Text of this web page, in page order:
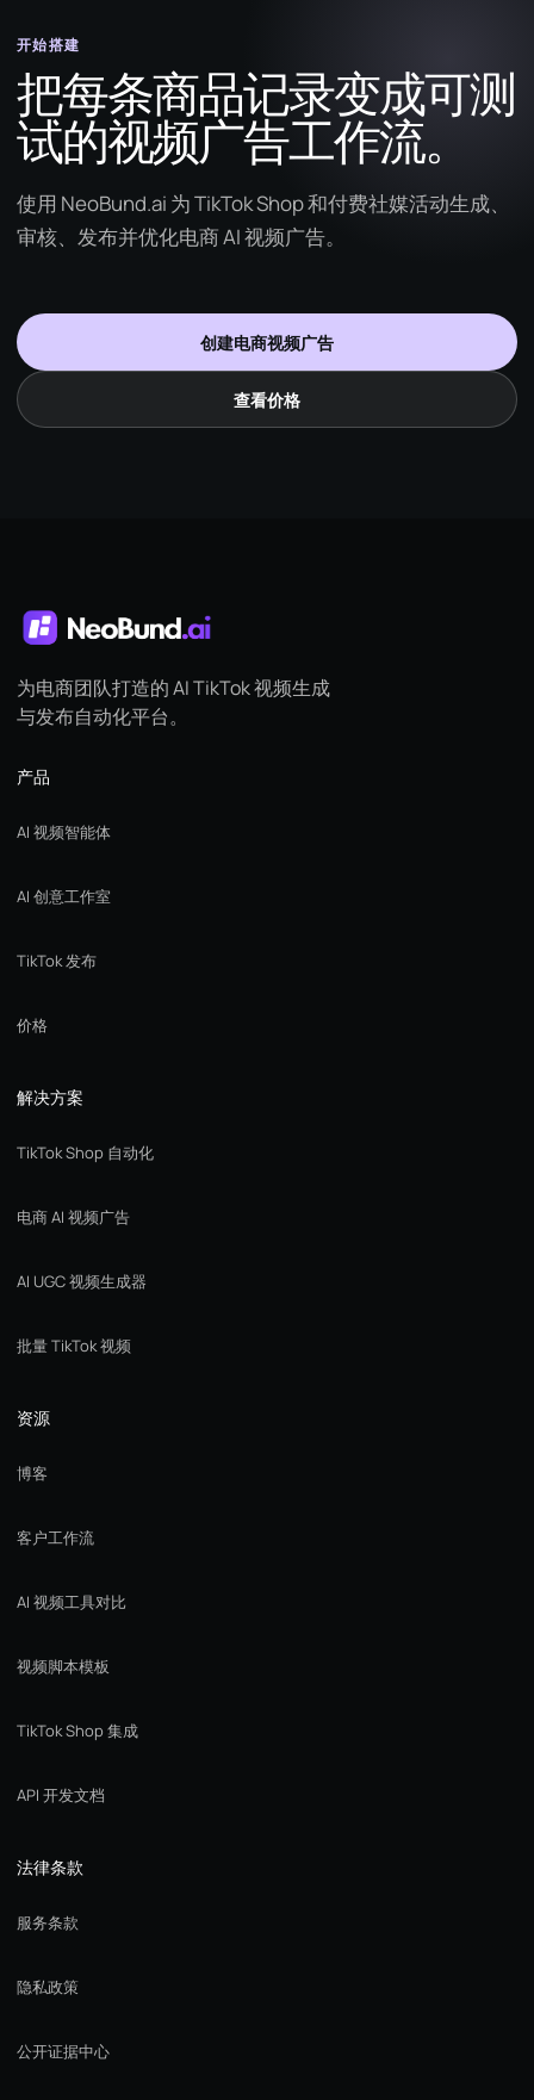
开始搭建
把每条商品记录变成可测
试的视频广告工作流。
使用 NeoBund.ai 为 TikTok Shop 和付费社媒活动生成、
审核、发布并优化电商 AI 视频广告。
创建电商视频广告
查看价格
为电商团队打造的 AI TikTok 视频生成
与发布自动化平台。
产品
AI 视频智能体
AI 创意工作室
TikTok 发布
价格
解决方案
TikTok Shop 自动化
电商 AI 视频广告
AI UGC 视频生成器
批量 TikTok 视频
资源
博客
客户工作流
AI 视频工具对比
视频脚本模板
TikTok Shop 集成
API 开发文档
法律条款
服务条款
隐私政策
公开证据中心